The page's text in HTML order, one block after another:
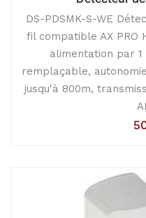
DS-PDSMK-S-WE
fil compatible AX PRO
alimentation par
remplaçable,
jusqu'à 800m,